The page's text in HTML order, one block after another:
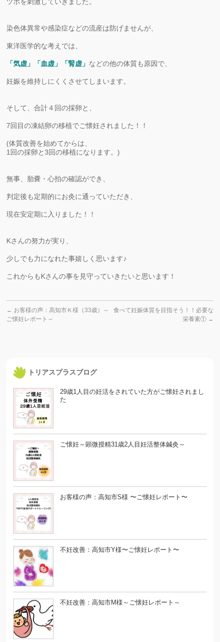
ツボを刺激していきました。
染色体異常や感染症などの流産は防げませんが、
東洋医学的な考えでは、
「気虚」「血虚」「腎虚」 などの他の体質も原因で、
妊娠を維持しにくくさせてしまいます。
そして、合計４回の採卵と、
7回目の凍結卵の移植でご懐妊されました！！
(体質改善を始めてからは、
1回の採卵と3回の移植になります。)
無事、胎嚢・心拍の確認ができ、
判定後も定期的にお灸に通っていただき、
現在安定期に入りました！！
Kさんの努力が実り、
少しでも力になれた事嬉しく思います♪
これからもKさんの事を見守っていきたいと思います！
← お客様の声：高知市Ｋ様（33歳）～
ご懐妊レポート～
食べて妊娠体質を目指そう！！必要な
栄養素① →
トリアスプラスブログ
29歳1人目の妊活をされていた方がご懐妊されまし
た
ご懐妊～顕微授精31歳2人目妊活整体鍼灸～
お客様の声：高知市S様 〜ご懐妊レポート〜
不妊改善：高知市Y様〜ご懐妊レポート〜
不妊改善：高知市M様～ご懐妊レポート～